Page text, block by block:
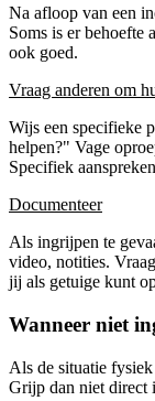
Na afloop van een
Soms is er behoefte
ook goed.
Vraag anderen om
Wijs een specifieke
helpen?" Vage
Specifiek
Documenteer
Als ingrijpen te
video, notities.
jij als getuige kunt
Wanneer niet
Als de situatie
Grijp dan niet direct